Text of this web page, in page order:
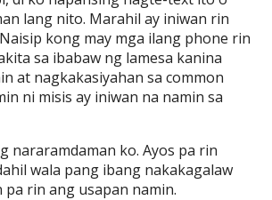
lang nito. Marahil ay iniwan rin
kong may mga ilang phone rin
sa ibabaw ng lamesa kanina
at nagkakasiyahan sa common
ni misis ay iniwan na namin sa
nararamdaman ko. Ayos pa rin
wala pang ibang nakakagalaw
pa rin ang usapan namin.